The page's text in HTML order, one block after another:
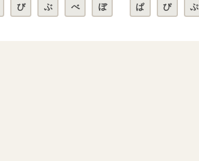
び ぶ べ ぼ ぱ ぴ ぷ